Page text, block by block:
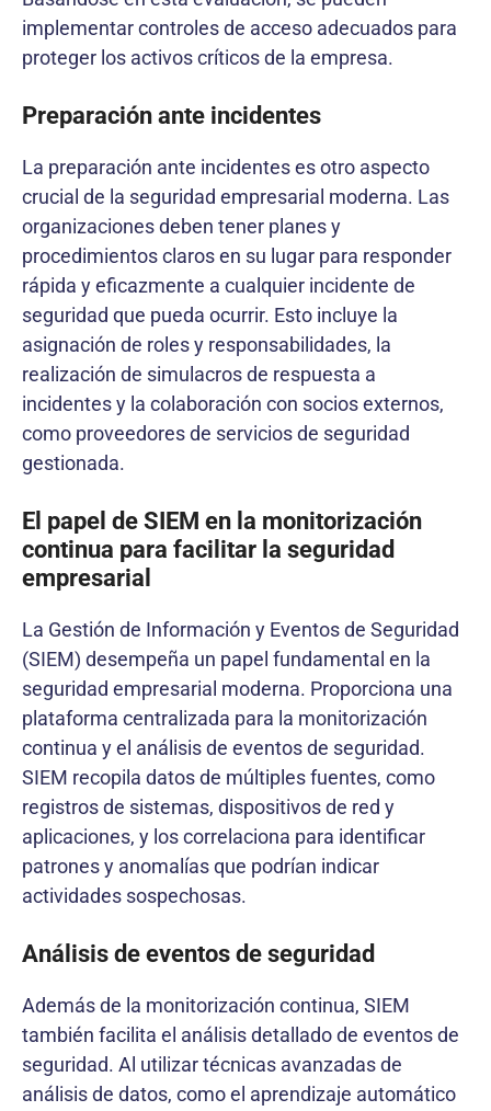
implementar controles de acceso adecuados para
proteger los activos críticos de la empresa.
Preparación ante incidentes
La preparación ante incidentes es otro aspecto
crucial de la seguridad empresarial moderna. Las
organizaciones deben tener planes y
procedimientos claros en su lugar para responder
rápida y eficazmente a cualquier incidente de
seguridad que pueda ocurrir. Esto incluye la
asignación de roles y responsabilidades, la
realización de simulacros de respuesta a
incidentes y la colaboración con socios externos,
como proveedores de servicios de seguridad
gestionada.
El papel de SIEM en la monitorización
continua para facilitar la seguridad
empresarial
La Gestión de Información y Eventos de Seguridad
(SIEM) desempeña un papel fundamental en la
seguridad empresarial moderna. Proporciona una
plataforma centralizada para la monitorización
continua y el análisis de eventos de seguridad.
SIEM recopila datos de múltiples fuentes, como
registros de sistemas, dispositivos de red y
aplicaciones, y los correlaciona para identificar
patrones y anomalías que podrían indicar
actividades sospechosas.
Análisis de eventos de seguridad
Además de la monitorización continua, SIEM
también facilita el análisis detallado de eventos de
seguridad. Al utilizar técnicas avanzadas de
análisis de datos, como el aprendizaje automático